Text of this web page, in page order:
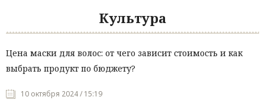
Культура
Цена маски для волос: от чего зависит стоимость и как
выбрать продукт по бюджету?
10 октября 2024 / 15:19